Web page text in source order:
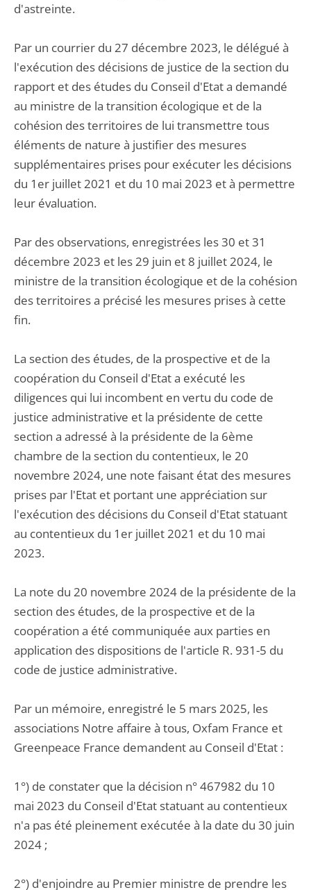
d'astreinte.
Par un courrier du 27 décembre 2023, le délégué à
l'exécution des décisions de justice de la section du
rapport et des études du Conseil d'Etat a demandé
au ministre de la transition écologique et de la
cohésion des territoires de lui transmettre tous
éléments de nature à justifier des mesures
supplémentaires prises pour exécuter les décisions
du 1er juillet 2021 et du 10 mai 2023 et à permettre
leur évaluation.
Par des observations, enregistrées les 30 et 31
décembre 2023 et les 29 juin et 8 juillet 2024, le
ministre de la transition écologique et de la cohésion
des territoires a précisé les mesures prises à cette
fin.
La section des études, de la prospective et de la
coopération du Conseil d'Etat a exécuté les
diligences qui lui incombent en vertu du code de
justice administrative et la présidente de cette
section a adressé à la présidente de la 6ème
chambre de la section du contentieux, le 20
novembre 2024, une note faisant état des mesures
prises par l'Etat et portant une appréciation sur
l'exécution des décisions du Conseil d'Etat statuant
au contentieux du 1er juillet 2021 et du 10 mai
2023.
La note du 20 novembre 2024 de la présidente de la
section des études, de la prospective et de la
coopération a été communiquée aux parties en
application des dispositions de l'article R. 931-5 du
code de justice administrative.
Par un mémoire, enregistré le 5 mars 2025, les
associations Notre affaire à tous, Oxfam France et
Greenpeace France demandent au Conseil d'Etat :
1°) de constater que la décision n° 467982 du 10
mai 2023 du Conseil d'Etat statuant au contentieux
n'a pas été pleinement exécutée à la date du 30 juin
2024 ;
2°) d'enjoindre au Premier ministre de prendre les